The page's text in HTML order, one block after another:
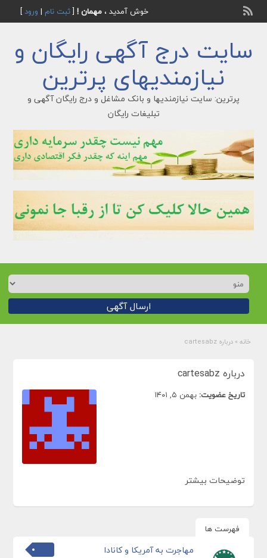
خوش آمدید ، مهمان ![ثبت نام | ورود]
سایت درج آگهی رایگان و
نیازمندیهای پرترین
پرترین: سایت نیازمندیها و بانک مشاغل و درج رایگان آگهی و
تبلیغات رایگان
ارسال آگهی
خانه » درباره cartesabz
درباره cartesabz
تاریخ عضویت: بهمن ۵, ۱۴۰۱
توضیحات بیشتر
فهرست ها
مهاجرت به آمریکا و کانادا